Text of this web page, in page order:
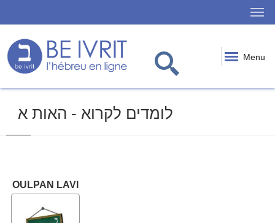
Menu
לומדים לקרוא - האות א
OULPAN LAVI